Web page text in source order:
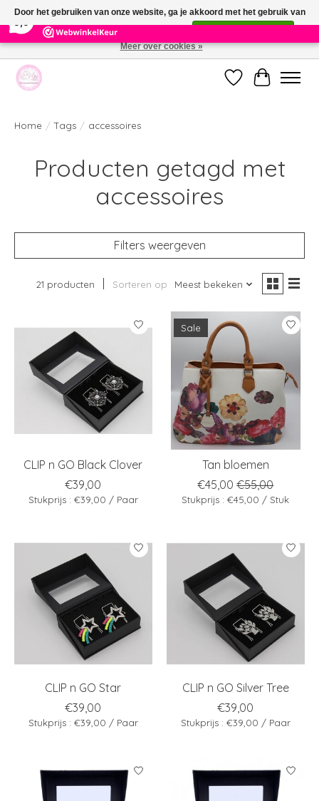
391 Reviews ×
Welkom bij de nieuwe webshop van Parfumerie Marie Rose
Verlanglijst
Home / Tags / accessoires
Producten getagd met
accessoires
Filters weergeven
21 producten Sorteren op Meest bekeken
CLIP n GO Black Clover
€39,00
Stukprijs : €39,00 / Paar
Sale
Tan bloemen
€45,00 €55,00
Stukprijs : €45,00 / Stuk
CLIP n GO Star
€39,00
Stukprijs : €39,00 / Paar
CLIP n GO Silver Tree
€39,00
Stukprijs : €39,00 / Paar
Door het gebruiken van onze website, ga je akkoord met het gebruik van
cookies om onze website te verbeteren.
Meer over cookies »